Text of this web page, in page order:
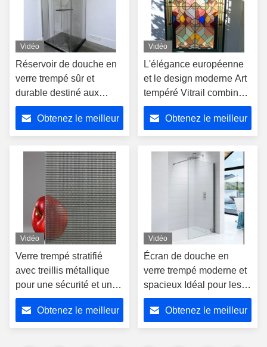
Vidéo
Réservoir de douche en
verre trempé sûr et
durable destiné aux
milieux résidentiels et
commerciaux
Obtenez le meilleur
Vidéo
L'élégance européenne
et le design moderne Art
tempéré Vitrail combine
beauté intemporelle avec
des éléments
contemporains
Obtenez le meilleur
Vidéo
Verre trempé stratifié
avec treillis métallique
pour une sécurité et un
design esthétiques
améliorés
Obtenez le meilleur
Vidéo
Écran de douche en
verre trempé moderne et
spacieux Idéal pour les
résidences et les
commerces
Obtenez le meilleur